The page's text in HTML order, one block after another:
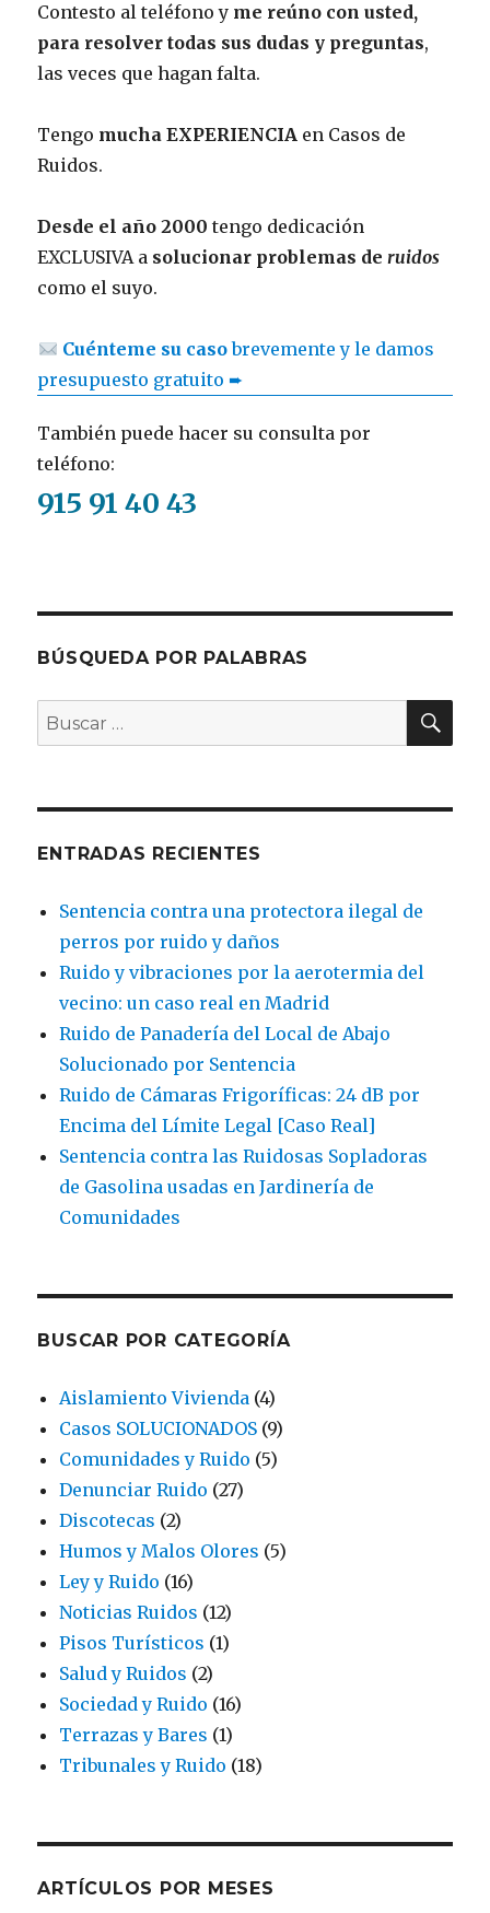
Contesto al teléfono y me reúno con usted,
para resolver todas sus dudas y preguntas,
las veces que hagan falta.
Tengo mucha EXPERIENCIA en Casos de
Ruidos.
Desde el año 2000 tengo dedicación
EXCLUSIVA a solucionar problemas deruidos
como el suyo.
Cuénteme su casobrevemente y le damos
presupuesto gratuito ➨
También puede hacer su consulta por
teléfono:
915 91 40 43
BÚSQUEDA POR PALABRAS
Buscar
por:
ENTRADAS RECIENTES
Sentencia contra una protectora ilegal de
perros por ruido y daños
Ruido y vibraciones por la aerotermia del
vecino: un caso real en Madrid
Ruido de Panadería del Local de Abajo
Solucionado por Sentencia
Ruido de Cámaras Frigoríficas: 24 dB por
Encima del Límite Legal [Caso Real]
Sentencia contra las Ruidosas Sopladoras
de Gasolina usadas en Jardinería de
Comunidades
BUSCAR POR CATEGORÍA
Aislamiento Vivienda (4)
Casos SOLUCIONADOS (9)
Comunidades y Ruido (5)
Denunciar Ruido (27)
Discotecas (2)
Humos y Malos Olores (5)
Ley y Ruido (16)
Noticias Ruidos (12)
Pisos Turísticos (1)
Salud y Ruidos (2)
Sociedad y Ruido (16)
Terrazas y Bares (1)
Tribunales y Ruido (18)
ARTÍCULOS POR MESES